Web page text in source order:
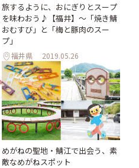
旅するように、おにぎりとスープ
を味わおう♪【福井】〜「焼き鯖
おむすび」と「梅と豚肉のスー
プ」
福井県 2019.05.26
めがねの聖地・鯖江で出会う、素
敵なめがねスポット